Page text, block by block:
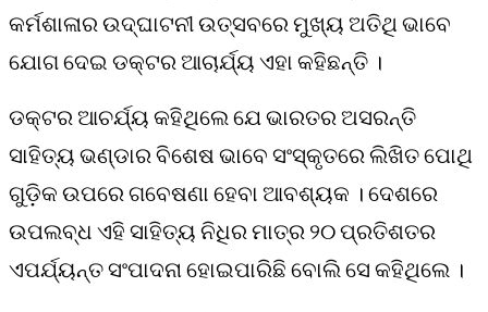
କର୍ମଶାଳାର ଉଦ୍ଘାଟନୀ ଉତ୍ସବରେ ମୁଖ୍ୟ ଅତିଥି ଭାବେ
ଯୋଗ ଦେଇ ଡକ୍ଟର ଆଚାର୍ଯ୍ୟ ଏହା କହିଛନ୍ତି ।
ଡକ୍ଟର ଆଚର୍ଯ୍ୟ କହିଥିଲେ ଯେ ଭାରତର ଅସରନ୍ତି
ସାହିତ୍ୟ ଭଣ୍ଡାର ବିଶେଷ ଭାବେ ସଂସ୍କୃତରେ ଲିଖିତ ପୋଥି
ଗୁଡ଼ିକ ଉପରେ ଗବେଷଣା ହେବା ଆବଶ୍ୟକ । ଦେଶରେ
ଉପଲବ୍ଧ ଏହି ସାହିତ୍ୟ ନିଧିର ମାତ୍ର ୨୦ ପ୍ରତିଶତର
ଏପର୍ଯ୍ୟନ୍ତ ସଂପାଦନା ହୋଇପାରିଛି ବୋଲି ସେ କହିଥିଲେ ।